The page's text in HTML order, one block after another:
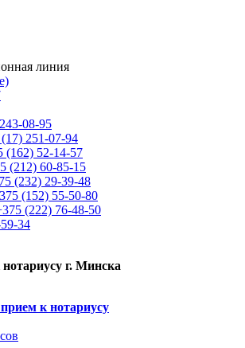
линия
08-95
251-07-94
(162) 52-14-57
(212) 60-85-15
(232) 29-39-48
(152) 55-50-80
(222) 76-48-50
34
г. Минска
к нотариусу